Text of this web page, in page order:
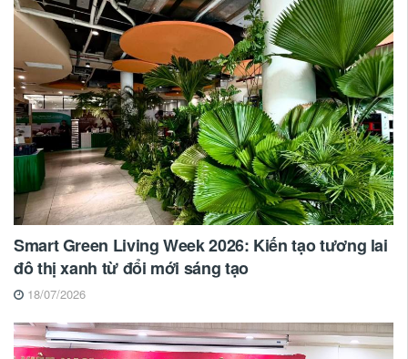
Smart Green Living Week 2026: Kiến tạo tương lai
đô thị xanh từ đổi mới sáng tạo
18/07/2026